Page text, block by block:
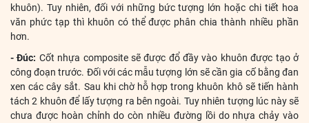
khuôn). Tuy nhiên, đối với những bức tượng lớn hoặc chi tiết hoa
văn phức tạp thì khuôn có thể được phân chia thành nhiều phần
hơn.
- Đúc: Cốt nhựa composite sẽ được đổ đầy vào khuôn được tạo ở
công đoạn trước. Đối với các mẫu tượng lớn sẽ cần gia cố bằng đan
xen các cây sắt. Sau khi chờ hỗ hợp trong khuôn khô sẽ tiến hành
tách 2 khuôn để lấy tượng ra bên ngoài. Tuy nhiên tượng lúc này sẽ
chưa được hoàn chỉnh do còn nhiều đường lồi do nhựa chảy vào